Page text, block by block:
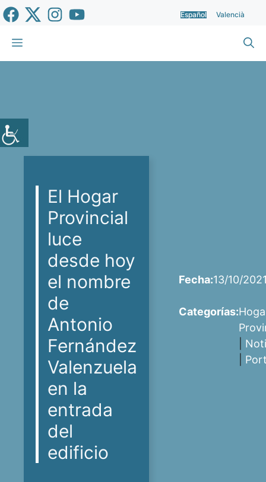
Saltar
al
contenido
Español Valencià
Menú
El Hogar
Provincial
luce
desde hoy
el nombre
de
Antonio
Fernández
Valenzuela
en la
entrada
del
edificio
Fecha:13/10/
Categorías: